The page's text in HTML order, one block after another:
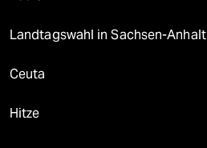
Landtagswahl in Sachsen-Anhalt
Ceuta
Hitze